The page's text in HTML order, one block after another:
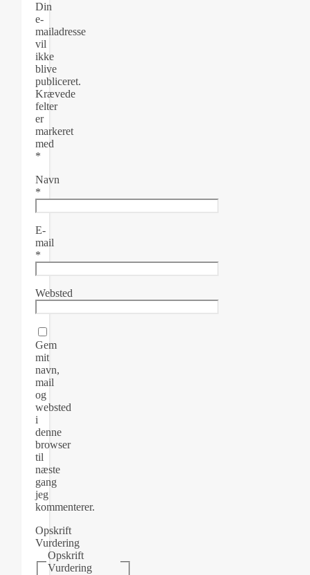
Din
e-
mailadresse
vil
ikke
blive
publiceret.
Krævede
felter
er
markeret
med
*
Navn
*
E-
mail
*
Websted
Gem
mit
navn,
mail
og
websted
i
denne
browser
til
næste
gang
jeg
kommenterer.
Opskrift
Vurdering
Opskrift
Vurdering